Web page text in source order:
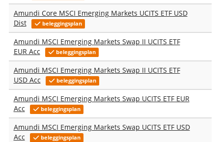
Amundi Core MSCI Emerging Markets UCITS ETF USD
Dist
beleggingsplan
Amundi MSCI Emerging Markets Swap II UCITS ETF
EUR Acc
beleggingsplan
Amundi MSCI Emerging Markets Swap II UCITS ETF
USD Acc
beleggingsplan
Amundi MSCI Emerging Markets Swap UCITS ETF EUR
Acc
beleggingsplan
Amundi MSCI Emerging Markets Swap UCITS ETF USD
Acc
beleggingsplan